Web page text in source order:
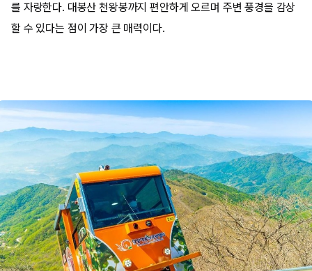
를 자랑한다. 대봉산 천왕봉까지 편안하게 오르며 주변 풍경을 감상
할 수 있다는 점이 가장 큰 매력이다.